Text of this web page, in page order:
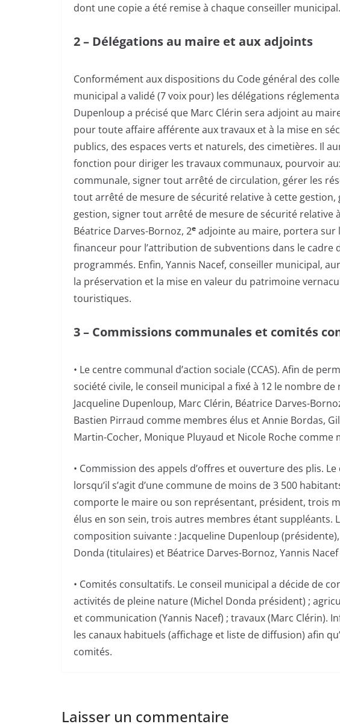
dont une copie a été remise à chaque conseiller municipal.
2 – Délégations au maire et aux adjoints
Conformément aux dispositions du Code général des
municipal a validé (7 voix pour) les délégations
Dupenloup a précisé que Marc Clérin sera adjoint au
pour toute affaire afférente aux travaux et à la mise en
publics, des espaces verts et naturels, des cimetières. Il
fonction pour diriger les travaux communaux, pourvoir
communale, signer tout arrêté de circulation, gérer les
tout arrêté de mesure de sécurité relative à cette
gestion, signer tout arrêté de mesure de sécurité relative
Béatrice Darves-Bornoz, 2e adjointe au maire, portera sur
financeur pour l’attribution de subventions dans le cadre
programmés. Enfin, Yannis Nacef, conseiller municipal,
la préservation et la mise en valeur du patrimoine
touristiques.
3 – Commissions communales et comités
• Le centre communal d’action sociale (CCAS). Afin de
société civile, le conseil municipal a fixé à 12 le nombre
Jacqueline Dupenloup, Marc Clérin, Béatrice Darves-
Bastien Pirraud comme membres élus et Annie Bordas,
Martin-Cocher, Monique Pluyaud et Nicole Roche comme
• Commission des appels d’offres et ouverture des plis.
lorsqu’il s’agit d’une commune de moins de 3 500
comporte le maire ou son représentant, président, trois
élus en son sein, trois autres membres étant suppléants.
composition suivante : Jacqueline Dupenloup
Donda (titulaires) et Béatrice Darves-Bornoz, Yannis
• Comités consultatifs. Le conseil municipal a décide de
activités de pleine nature (Michel Donda président) ;
et communication (Yannis Nacef) ; travaux (Marc Clérin).
les canaux habituels (affichage et liste de diffusion) afin
comités.
Laisser un commentaire